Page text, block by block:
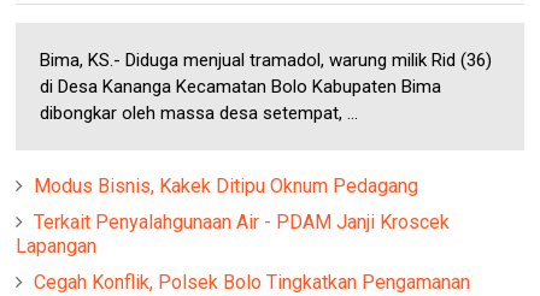
Bima, KS.- Diduga menjual tramadol, warung milik Rid (36)
di Desa Kananga Kecamatan Bolo Kabupaten Bima
dibongkar oleh massa desa setempat, ...
Modus Bisnis, Kakek Ditipu Oknum Pedagang
Terkait Penyalahgunaan Air - PDAM Janji Kroscek
Lapangan
Cegah Konflik, Polsek Bolo Tingkatkan Pengamanan